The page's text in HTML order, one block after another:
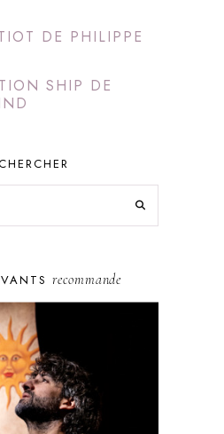
DE PHILIPPE
SHIP DE
recommande